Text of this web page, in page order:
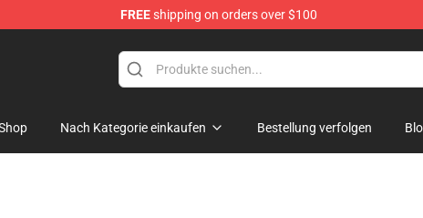
FREEshipping on orders over $100
Nach Kategorie einkaufen Bestellung verfolgen